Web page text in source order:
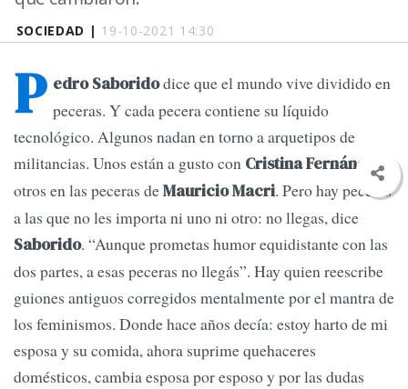
SOCIEDAD | 19-10-2021 14:30
P edro Saboridodice que el mundo vive dividido en
peceras. Y cada pecera contiene su líquido
tecnológico. Algunos nadan en torno a arquetipos de
militancias. Unos están a gusto con Cristina Fernández
otros en las peceras deMauricio Macri. Pero hay peceras
a las que no les importa ni uno ni otro: no llegas, dice
Saborido. “Aunque prometas humor equidistante con las
dos partes, a esas peceras no llegás”. Hay quien reescribe
guiones antiguos corregidos mentalmente por el mantra de
los feminismos. Donde hace años decía: estoy harto de mi
esposa y su comida, ahora suprime quehaceres
domésticos, cambia esposa por esposo y por las dudas